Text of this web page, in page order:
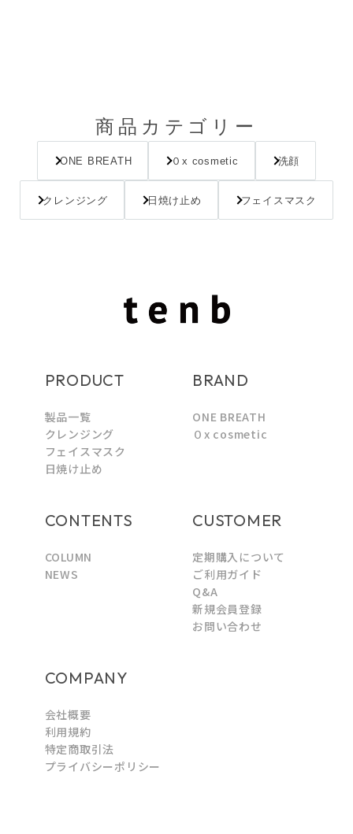
商品カテゴリー
ONE BREATH ０x cosmetic 洗顔
クレンジング 日焼け止め フェイスマスク
PRODUCT
製品一覧
クレンジング
フェイスマスク
日焼け止め
BRAND
ONE BREATH
０x cosmetic
CONTENTS
COLUMN
NEWS
CUSTOMER
定期購入について
ご利用ガイド
Q&A
新規会員登録
お問い合わせ
COMPANY
会社概要
利用規約
特定商取引法
プライバシーポリシー